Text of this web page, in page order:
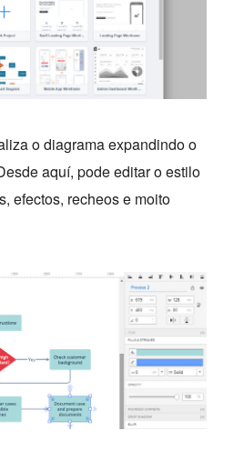
o diagrama expandindo o
aquí, pode editar o estilo
efectos, recheos e moito